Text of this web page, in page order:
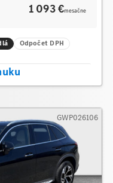
1 093 €mesačne
Odpočet DPH
GWP026106